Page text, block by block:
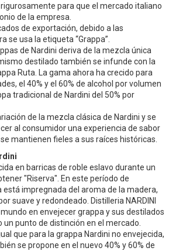
para que el mercado italiano
de la empresa.
de exportación, debido a las
se usa la etiqueta “Grappa”.
de Nardini deriva de la mezcla única
destilado también se infunde con la
Ruta. La gama ahora ha crecido para
el 40% y el 60% de alcohol por volumen
tradicional de Nardini del 50% por
de la mezcla clásica de Nardini y se
al consumidor una experiencia de sabor
mantienen fieles a sus raíces históricas.
en barricas de roble eslavo durante un
"Riserva". En este período de
impregnada del aroma de la madera,
suave y redondeado. Distilleria NARDINI
en envejecer grappa y sus destilados
punto de distinción en el mercado.
que para la grappa Nardini no envejecida,
se propone en el nuevo 40% y 60% de